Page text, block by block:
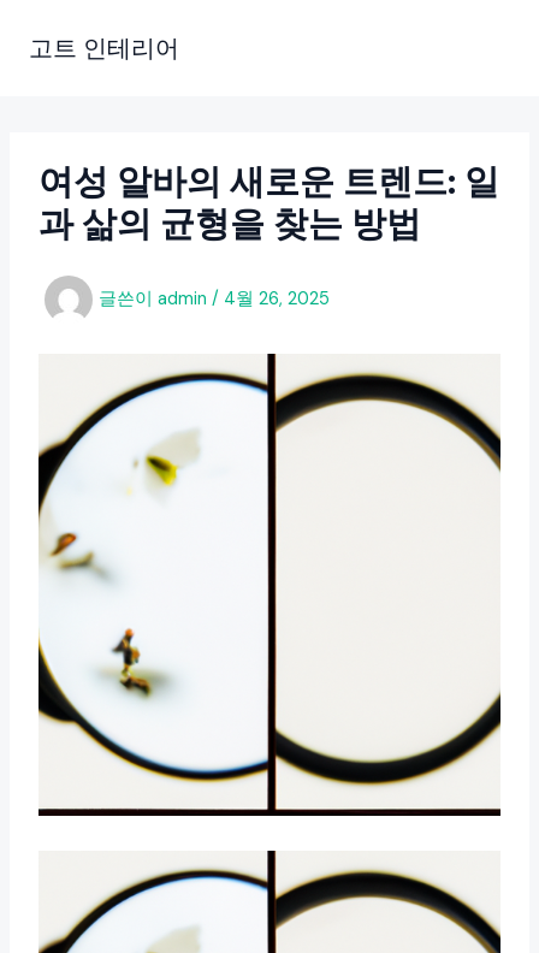
고트 인테리어
여성 알바의 새로운 트렌드: 일
과 삶의 균형을 찾는 방법
글쓴이 admin / 4월 26, 2025